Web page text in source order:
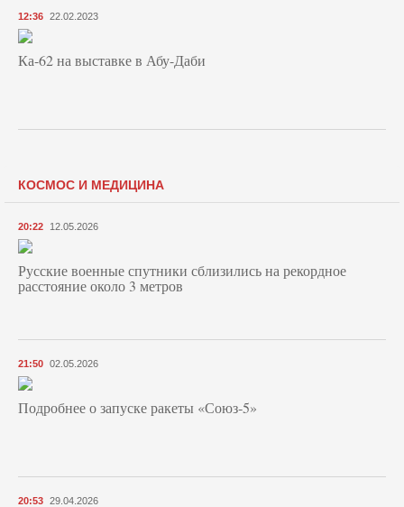
12:36 22.02.2023
Ка-62 на выставке в Абу-Даби
КОСМОС И МЕДИЦИНА
20:22 12.05.2026
Русские военные спутники сблизились на рекордное
расстояние около 3 метров
21:50 02.05.2026
Подробнее о запуске ракеты «Союз‑5»
20:53 29.04.2026